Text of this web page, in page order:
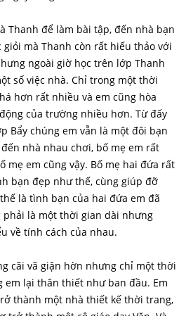
Thanh để làm bài tập, đến nhà bạn
mà Thanh còn rất hiếu thảo với
ngoài giờ học trên lớp Thanh
số việc nhà. Chỉ trong một thời
hơn rất nhiều và em cũng hòa
của trường nhiều hơn. Từ đấy
Bẩy chúng em vẫn là một đôi bạn
nhà nhau chơi, bố mẹ em rất
mẹ em cũng vậy. Bố mẹ hai đứa rất
bạn đẹp như thế, cùng giúp đỡ
là tình bạn của hai đứa em đã
phải là một thời gian dài nhưng
về tính cách của nhau.
cãi vã giận hờn nhưng chỉ một thời
em lại thân thiết như ban đầu. Em
thành một nhà thiết kế thời trang,